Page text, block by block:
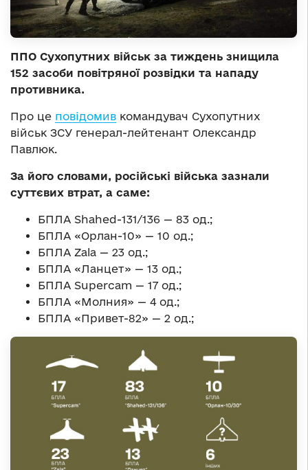
ППО Сухопутних військ за тиждень знищила
152 засоби повітряної розвідки та нападу
противника.
Про це повідомив командувач Сухопутних
військ ЗСУ генерал-лейтенант Олександр
Павлюк.
За його словами, російські війська зазнали
суттєвих втрат, а саме:
БПЛА Shahed-131/136 — 83 од.;
БПЛА «Орлан-10» — 10 од.;
БПЛА Zala — 23 од.;
БПЛА «Ланцет» — 13 од.;
БПЛА Supercam — 17 од.;
БПЛА «Молния» — 4 од.;
БПЛА «Привет-82» — 2 од.;